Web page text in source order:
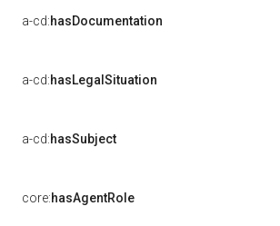
a-cd:hasDocumentation
a-cd:hasLegalSituation
a-cd:hasSubject
core:hasAgentRole